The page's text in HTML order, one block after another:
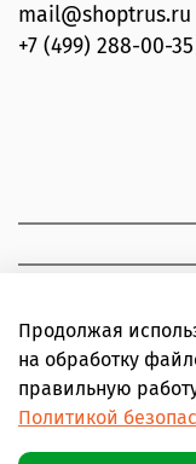
mail@shoptrus.ru
+7 (499) 288-00-35
Продолжая
на обработку
правильную
Политикой